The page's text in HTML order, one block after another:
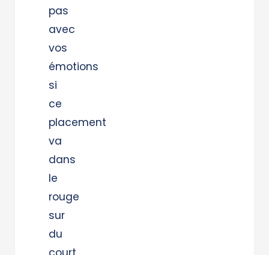
pas
avec
vos
émotions
si
ce
placement
va
dans
le
rouge
sur
du